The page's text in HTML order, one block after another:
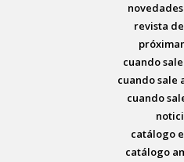
revista
cuando
cuando sale
cuando
catálogo
catálogo